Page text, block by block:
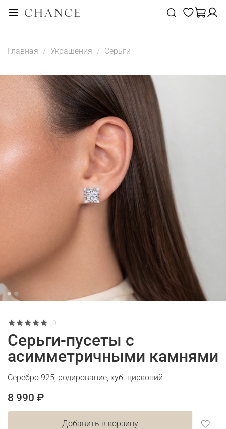
Главная Украшения Серьги
0
Серьги-пусеты с
асимметричными камнями
Серебро 925, родирование, куб. цирконий
8 990 ₽
Добавить в корзину